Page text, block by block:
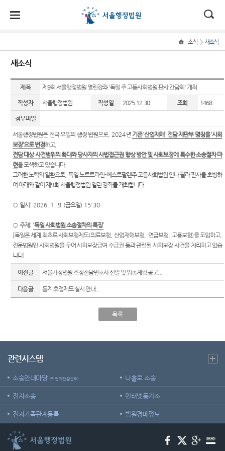
법원
소개
법원장
인사말
연혁
조직 및
전화번
호
재판개
정 및 법
관할구
청사배
치
찾아오
시는길
보안검
소식
새소식
우리법
원 주요
판결
이달의
화제판
결
실무책
자소개
스
E-mail
Club
민원
민원안
내
법률상
담안내
자주묻
는질문
유관기
관안내
장애인·
등 지원
위한 우
선지원
센터
재판기
록열람
복사예
약
정보
사건검
색
판결서
사본 제
공신청
판결서
인터넷
열람
각급법
소통
법원에
바란다
부조리
신고센
터
법원견
학
정보공
개
소식 > 새소식
새소식
제목 제9회 서울행정법원 열린강좌 '독일 주 고등사회법원 판사 간담회' 개최
작성자 서울행정법원 작성일 2025.12.30 조회 1468
첨부파일
서울행정법원은 전국 유일의 행정 법원으로, 2024년 기존‘산업재해’ 전담 재판부 명칭을‘사회
보장’으로 변경하고,
전담 대상 사건범위의 확대와 당사자의 사법접근권 향상 방안 및 사회보장에 특수한 소송절차 마
련을 모색하고 있습니다.
그러한 노력의 일환으로,독일 노르트라인-베스트팔렌주 고등사회법원 안나 휠라 판사를 초빙하
여 아래와 같이 제9회 서울행정법원 열린 강좌를 개최합니다.
○ 일시 : 2026. 1. 9.(금요일) 15:30
○주제 :‘독일 사회법원 소송절차의 특징’
[독일은 세계 최초로 사회보험제도(의료보험 ,산업재해보험 연금보험, 고용보험)를 도입하고,
전문법원인 사회법원을 두어 사회보장급여 수급권 등과 관련된 사회보장 사건을 처리하고 있습
니다]
이전글 서울가정법원 조정전담변호사 선발 및 위촉계획 공고...
다음글 동계 휴정제도 실시 안내...
목록
관련시스템
소송안내마당 (구 전자민원센터) 나홀로 소송
전자소송 인터넷등기소
전자가족관계등록 법원경매정보
원
정
보
소
통